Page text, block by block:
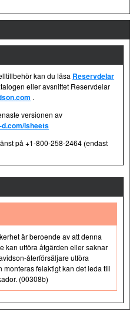
kan du läsa Reservdelar
eller avsnittet Reservdelar
.
versionen av
d.com/isheets
på +1-800-258-2464 (endast
är beroende av att denna
kan utföra åtgärden eller saknar
återförsäljare utföra
felaktigt kan det leda till
(00308b)